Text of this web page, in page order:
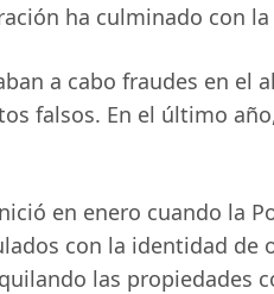
ha culminado con
a cabo fraudes en
falsos. En el último
en enero cuando la
con la identidad de
las propiedades